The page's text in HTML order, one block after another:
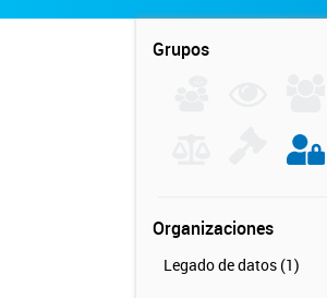
Grupos
Organizaciones
Legado de datos (1)